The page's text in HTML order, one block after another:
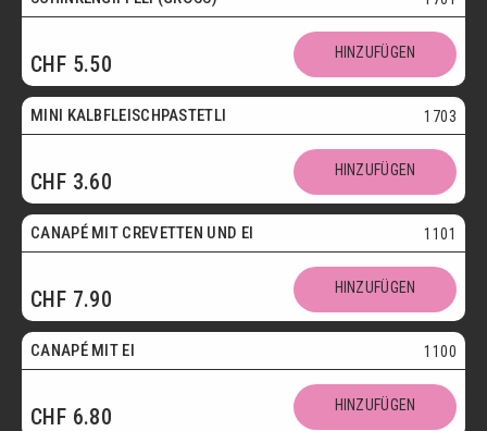
CHF 5.50 HINZUFÜGEN
Mini
MINI KALBFLEISCHPASTETLI 1703
CHF 3.60 HINZUFÜGEN
CANAPÉ MIT CREVETTEN UND EI 1101
CHF 7.90 HINZUFÜGEN
Vegetarisch
CANAPÉ MIT EI 1100
CHF 6.80 HINZUFÜGEN